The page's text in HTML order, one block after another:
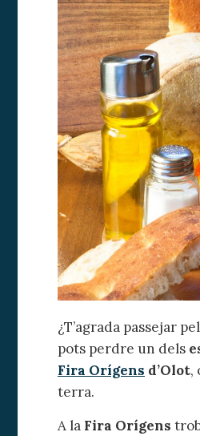
¿T’agrada passejar
pots perdre un dels
Fira Orígens d’Olot,
terra.
A la Fira Orígens